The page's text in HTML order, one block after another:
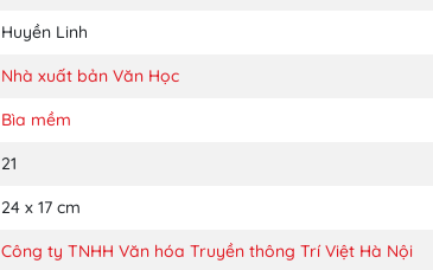
Huyền Linh
Nhà xuất bản Văn Học
Bìa mềm
21
24 x 17 cm
Công ty TNHH Văn hóa Truyền thông Trí Việt Hà Nội